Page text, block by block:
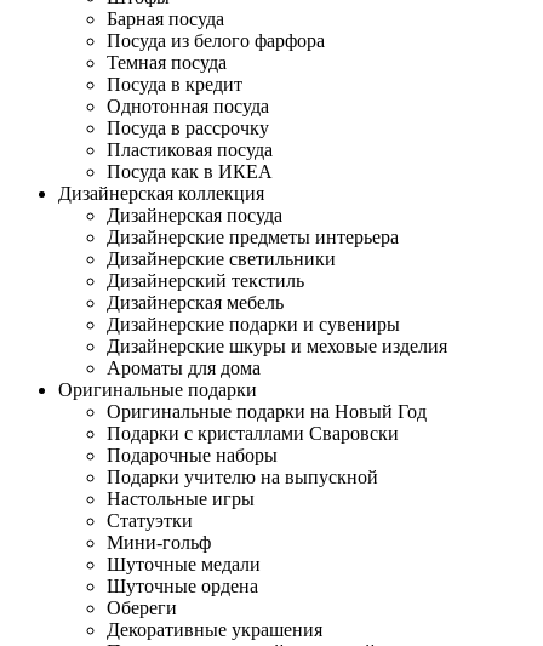
Барная посуда
Посуда из белого фарфора
Темная посуда
Посуда в кредит
Однотонная посуда
Посуда в рассрочку
Пластиковая посуда
Посуда как в ИКЕА
Дизайнерская коллекция
Дизайнерская посуда
Дизайнерские предметы интерьера
Дизайнерские светильники
Дизайнерский текстиль
Дизайнерская мебель
Дизайнерские подарки и сувениры
Дизайнерские шкуры и меховые изделия
Ароматы для дома
Оригинальные подарки
Оригинальные подарки на Новый Год
Подарки с кристаллами Сваровски
Подарочные наборы
Подарки учителю на выпускной
Настольные игры
Статуэтки
Мини-гольф
Шуточные медали
Шуточные ордена
Обереги
Декоративные украшения